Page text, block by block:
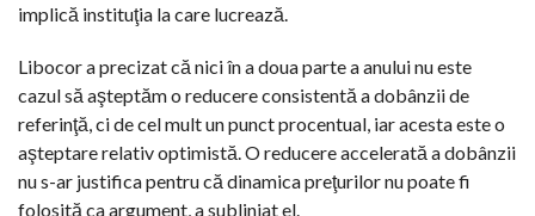
implică instituţia la care lucrează.
Libocor a precizat că nici în a doua parte a anului nu este
cazul să aşteptăm o reducere consistentă a dobânzii de
referinţă, ci de cel mult un punct procentual, iar acesta este o
aşteptare relativ optimistă. O reducere accelerată a dobânzii
nu s-ar justifica pentru că dinamica preţurilor nu poate fi
folosită ca argument, a subliniat el.